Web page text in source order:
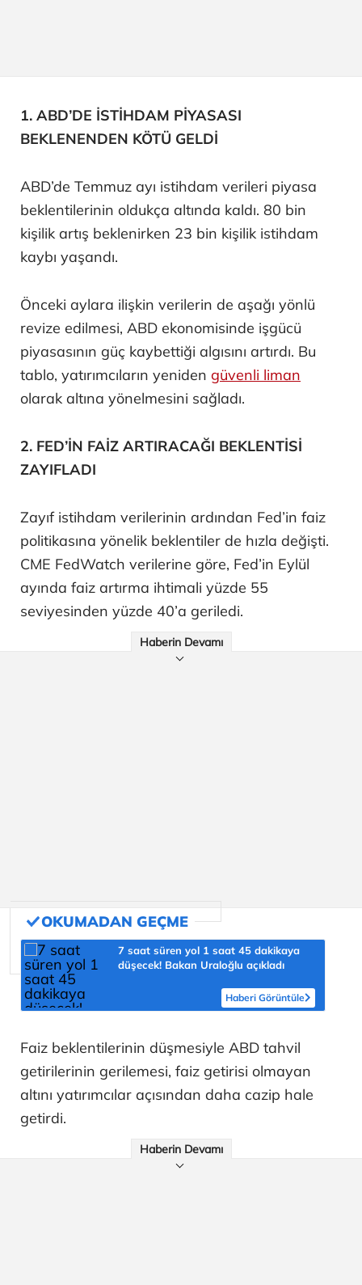
1. ABD’DE İSTİHDAM PİYASASI
BEKLENENDEN KÖTÜ GELDİ
ABD’de Temmuz ayı istihdam verileri piyasa
beklentilerinin oldukça altında kaldı. 80 bin
kişilik artış beklenirken 23 bin kişilik istihdam
kaybı yaşandı.
Önceki aylara ilişkin verilerin de aşağı yönlü
revize edilmesi, ABD ekonomisinde işgücü
piyasasının güç kaybettiği algısını artırdı. Bu
tablo, yatırımcıların yeniden güvenli liman
olarak altına yönelmesini sağladı.
2. FED’İN FAİZ ARTIRACAĞI BEKLENTİSİ
ZAYIFLADI
Zayıf istihdam verilerinin ardından Fed’in faiz
politikasına yönelik beklentiler de hızla değişti.
CME FedWatch verilerine göre, Fed’in Eylül
ayında faiz artırma ihtimali yüzde 55
seviyesinden yüzde 40’a geriledi.
Haberin Devamı
7 saat süren yol 1 saat 45 dakikaya
düşecek! Bakan Uraloğlu açıkladı
Haberi Görüntüle
Faiz beklentilerinin düşmesiyle ABD tahvil
getirilerinin gerilemesi, faiz getirisi olmayan
altını yatırımcılar açısından daha cazip hale
getirdi.
Haberin Devamı